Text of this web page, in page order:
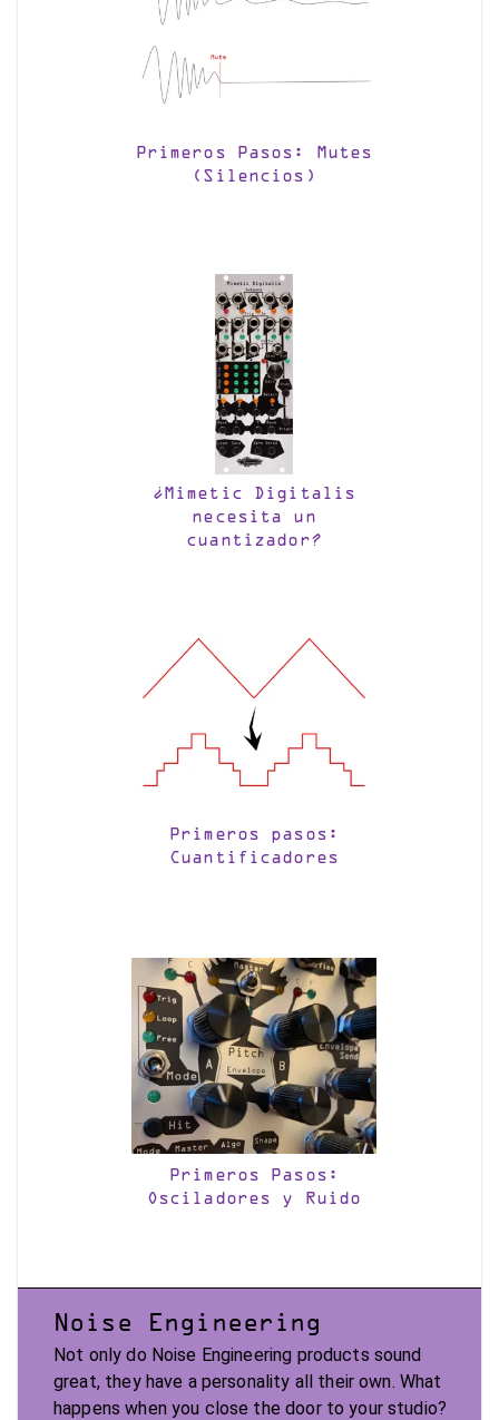
Primeros Pasos: Mutes
(Silencios)
¿Mimetic Digitalis
necesita un
cuantizador?
Primeros pasos:
Cuantificadores
Primeros Pasos:
Osciladores y Ruido
Noise Engineering
Not only do Noise Engineering products sound
great, they have a personality all their own. What
happens when you close the door to your studio?